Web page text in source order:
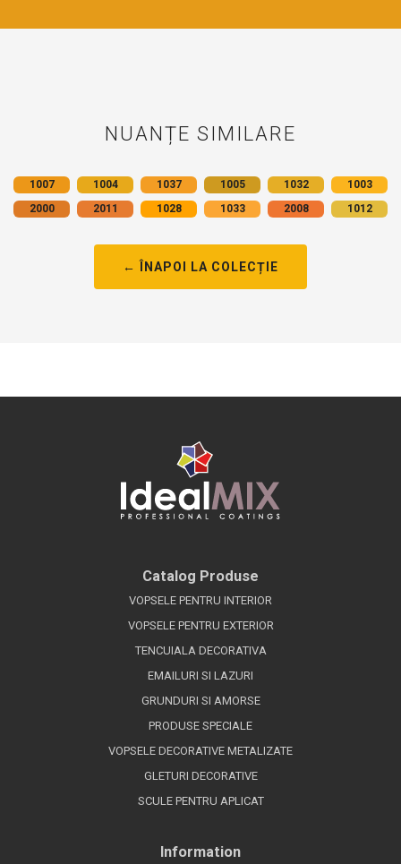
NUANȚE SIMILARE
1007 1004 1037 1005 1032
1003
2000
2011 1028 1033 2008 1012
← ÎNAPOI LA COLECȚIE
Catalog Produse
VOPSELE PENTRU INTERIOR
VOPSELE PENTRU EXTERIOR
TENCUIALA DECORATIVA
EMAILURI SI LAZURI
GRUNDURI SI AMORSE
PRODUSE SPECIALE
VOPSELE DECORATIVE METALIZATE
GLETURI DECORATIVE
SCULE PENTRU APLICAT
Information